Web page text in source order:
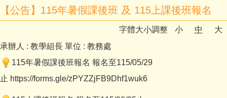
【公告】115年暑假課後班 及 115上課後班報名
字體大小調整 小 中
大
承辦人 : 教學組長 單位 : 教務處
115年暑假課後班報名 報名至115/05/29
止 https://forms.gle/zPYZZjFB9Dhf1wuk6